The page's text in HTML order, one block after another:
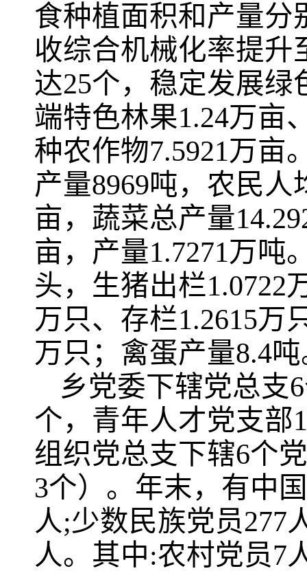
食种植面积和产量分
收综合机械化率提升
达25个，稳定发展绿
端特色林果1.24万亩
种农作物7.5921万亩
产量8969吨，农民人
亩，蔬菜总产量
亩，产量1.7271万吨
头，生猪出栏1.0722
万只、存栏1.2615万
万只；禽蛋产量8.4
乡党委下辖党总支
个，青年人才党支部
组织党总支下辖6个
3个）。年末，有中
人;少数民族党员277
人。其中:农村党员7